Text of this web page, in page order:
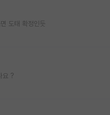
도태 확정인듯
요 ?